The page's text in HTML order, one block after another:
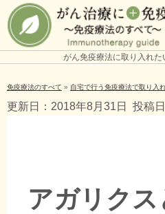
がん免疫療法に取り入れた
免疫療法のすべて » 自宅で行う免疫療法で取り入
更新日：2018年8月31日 投稿
アガリクス